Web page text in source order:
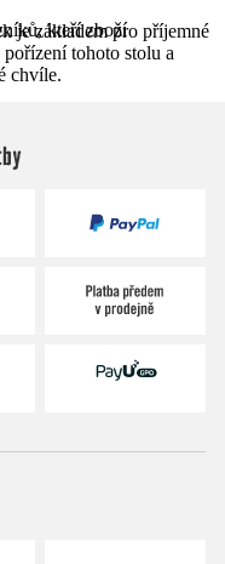
je základem pro příjemné
tohoto stolu a
chvíle.
kteří zboží